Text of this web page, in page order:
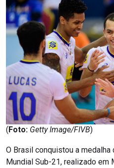
( Foto: Getty Image/FIVB)
O Brasil conquistou a
Mundial Sub-21, realizado em